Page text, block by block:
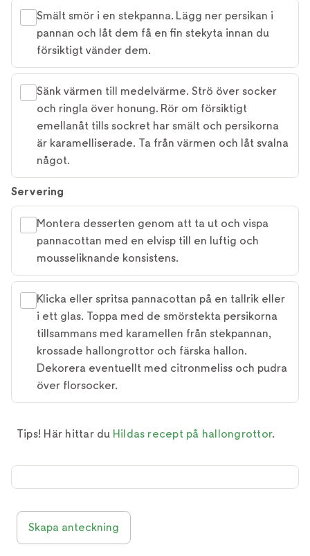
Smält smör i en stekpanna. Lägg ner persikan i
pannan och låt dem få en fin stekyta innan du
försiktigt vänder dem.
Sänk värmen till medelvärme. Strö över socker
och ringla över honung. Rör om försiktigt
emellanåt tills sockret har smält och persikorna
är karamelliserade. Ta från värmen och låt svalna
något.
Servering
Montera desserten genom att ta ut och vispa
pannacottan med en elvisp till en luftig och
mousseliknande konsistens.
Klicka eller spritsa pannacottan på en tallrik eller
i ett glas. Toppa med de smörstekta persikorna
tillsammans med karamellen från stekpannan,
krossade hallongrottor och färska hallon.
Dekorera eventuellt med citronmeliss och pudra
över florsocker.
Tips! Här hittar du Hildas recept på hallongrottor.
Skapa anteckning